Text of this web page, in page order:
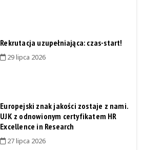
Rekrutacja uzupełniająca: czas-start!
29 lipca 2026
Europejski znak jakości zostaje z nami.
UJK z odnowionym certyfikatem HR
Excellence in Research
27 lipca 2026